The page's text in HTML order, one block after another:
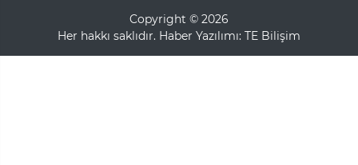
Copyright © 2026
Her hakkı saklıdır. Haber Yazılımı: TE Bilişim